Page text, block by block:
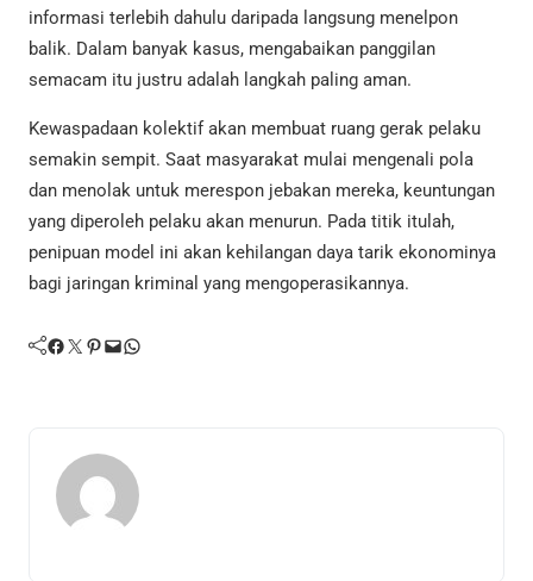
informasi terlebih dahulu daripada langsung menelpon
balik. Dalam banyak kasus, mengabaikan panggilan
semacam itu justru adalah langkah paling aman.
Kewaspadaan kolektif akan membuat ruang gerak pelaku
semakin sempit. Saat masyarakat mulai mengenali pola
dan menolak untuk merespon jebakan mereka, keuntungan
yang diperoleh pelaku akan menurun. Pada titik itulah,
penipuan model ini akan kehilangan daya tarik ekonominya
bagi jaringan kriminal yang mengoperasikannya.
Facebook Twitter Pinterest Mail WhatsApp